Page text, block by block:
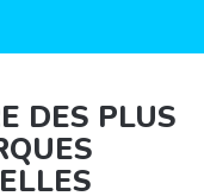
DES PLUS